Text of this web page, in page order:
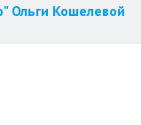
Ольги Кошелевой